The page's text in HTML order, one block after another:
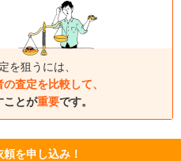
を狙うには、
査定を比較して、
ことが重要です。
を申し込み！